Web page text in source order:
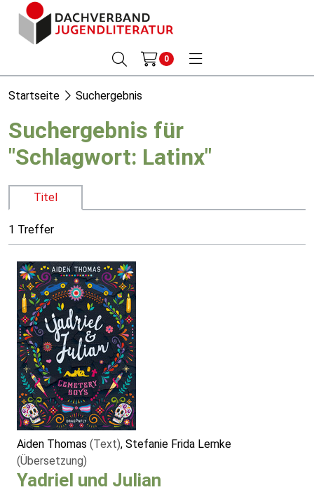
0
Startseite Suchergebnis
Suchergebnis für
"Schlagwort: Latinx"
Titel
1 Treffer
Aiden Thomas (Text), Stefanie Frida Lemke
(Übersetzung)
Yadriel und Julian